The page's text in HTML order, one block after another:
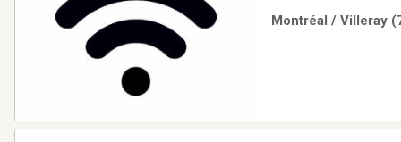
Montréal / Villeray